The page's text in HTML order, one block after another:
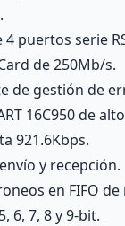
puertos serie
de 250Mb/s.
de gestión de
16C950 de
921.6Kbps.
y recepción.
en FIFO de
6, 7, 8 y 9-bit.